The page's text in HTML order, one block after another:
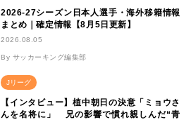
2026-27シーズン日本人選手・海外移籍情報
まとめ｜確定情報【8月5日更新】
2026.08.05
By サッカーキング編集部
Jリーグ
【インタビュー】植中朝日の決意「ミョウさ
んを名将に」 兄の影響で慣れ親しんだ“青